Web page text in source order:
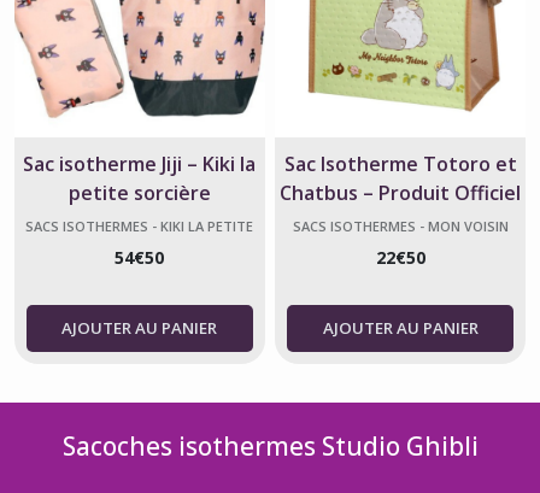
Sac isotherme Jiji – Kiki la
petite sorcière
SACS ISOTHERMES - KIKI LA PETITE
54€50
AJOUTER AU PANIER
Sac Isotherme Totoro et
Chatbus – Produit Officiel
Studio Ghibli
SACS ISOTHERMES - MON VOISIN
22€50
AJOUTER AU PANIER
Sacoches isothermes Studio Ghibli